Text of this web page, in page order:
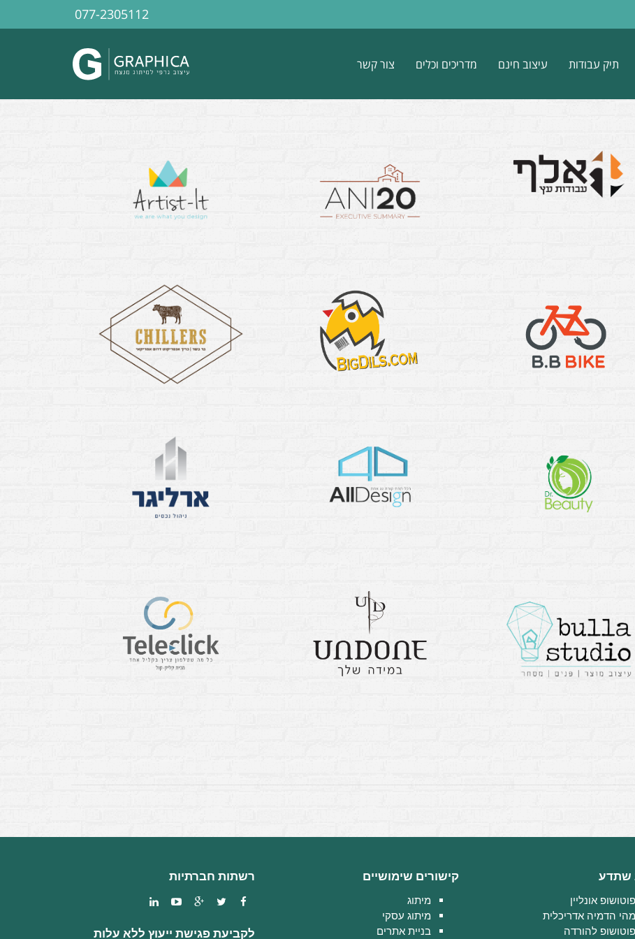
077-2305112
תיק עבודות עיצוב חינם מדריכים וכלים צור קשר
שתדע
פוטושופ אונליין
מהי הדמיה אדריכלית
פוטושופ להורדה
קישורים שימושיים
מיתוג
מיתוג עסקי
בניית אתרים
רשתות חברתיות
לקביעת פגישת ייעוץ ללא עלות